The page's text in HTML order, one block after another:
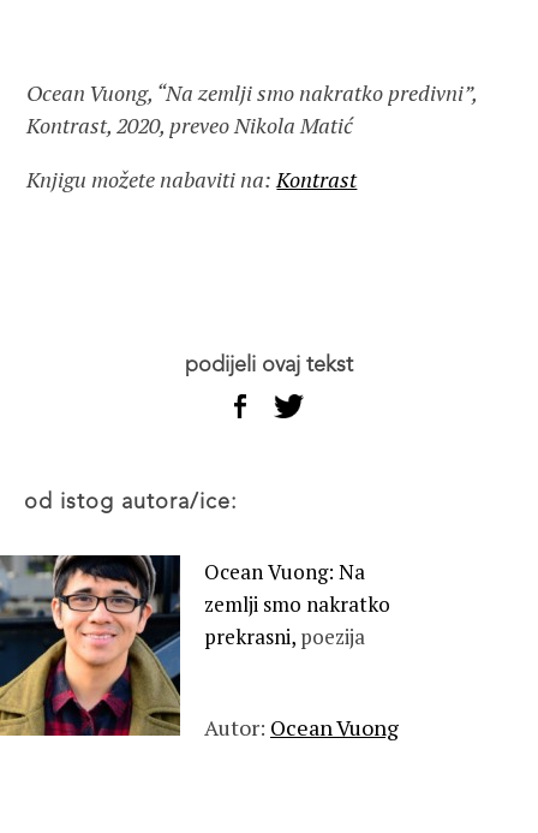
Ocean Vuong, “Na zemlji smo nakratko predivni”,
Kontrast, 2020, preveo Nikola Matić
Knjigu možete nabaviti na:Kontrast
podijeli ovaj tekst
od istog autora/ice:
Ocean Vuong: Na
zemlji smo nakratko
prekrasni, poezija
Autor: Ocean Vuong